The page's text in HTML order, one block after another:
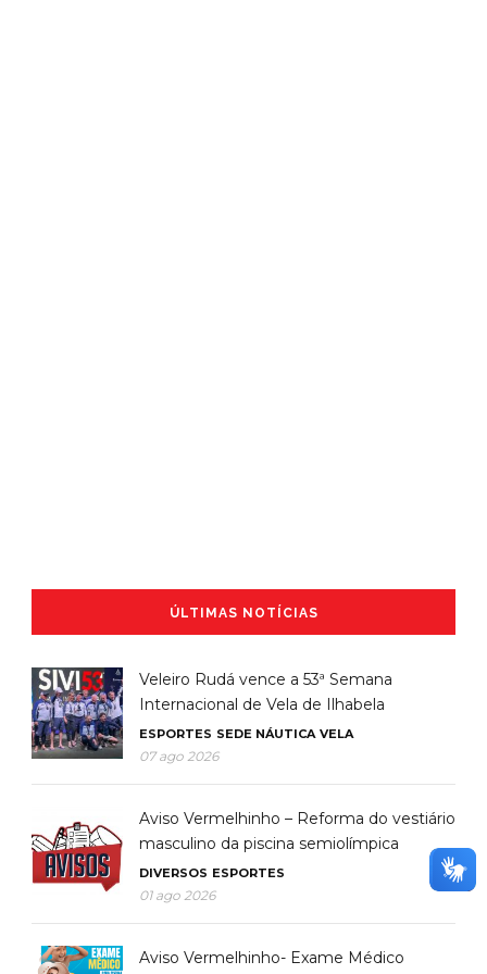
ÚLTIMAS NOTÍCIAS
Veleiro Rudá vence a 53ª Semana
Internacional de Vela de Ilhabela
ESPORTES SEDE NÁUTICA VELA
07 ago 2026
Aviso Vermelhinho – Reforma do vestiário
masculino da piscina semiolímpica
DIVERSOS ESPORTES
01 ago 2026
Aviso Vermelhinho- Exame Médico